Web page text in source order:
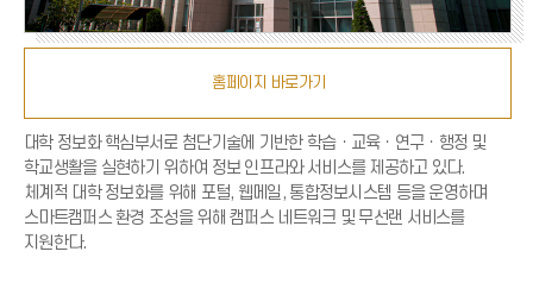
홈페이지 바로가기
대학 정보화 핵심부서로 첨단기술에 기반한 학습ㆍ교육ㆍ연구ㆍ행정 및
학교생활을 실현하기 위하여 정보 인프라와 서비스를 제공하고 있다.
체계적 대학 정보화를 위해 포털, 웹메일, 통합정보시스템 등을 운영하며
스마트캠퍼스 환경 조성을 위해 캠퍼스 네트워크 및 무선랜 서비스를
지원한다.